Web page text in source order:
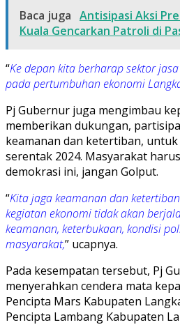
Baca juga Antisipasi Aksi
Kuala Gencarkan Patroli di
“Ke depan kita berharap sektor
pada pertumbuhan ekonomi
Pj Gubernur juga mengimbau
memberikan dukungan,
keamanan dan ketertiban, untuk
serentak 2024. Masyarakat
demokrasi ini, jangan Golput.
“Kita jaga keamanan dan
kegiatan ekonomi tidak akan
keamanan, keterbukaan, kondisi
masyarakat,” ucapnya.
Pada kesempatan tersebut, Pj
menyerahkan cendera mata
Pencipta Mars Kabupaten
Pencipta Lambang Kabupaten